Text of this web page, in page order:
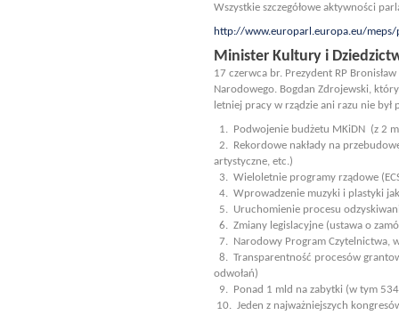
Wszystkie szczegółowe aktywności
http://www.europarl.europa.eu/meps/
Minister Kultury i
17 czerwca br. Prezydent RP
Narodowego. Bogdan Zdrojewski,
letniej pracy w rządzie ani razu nie
1. Podwojenie budżetu MKiDN (z 2
2. Rekordowe nakłady na
artystyczne, etc.)
3. Wieloletnie programy rządowe
4. Wprowadzenie muzyki i plastyki
5. Uruchomienie procesu
6. Zmiany legislacyjne (ustawa o
7. Narodowy Program Czytelnictwa,
8. Transparentność procesów
odwołań)
9. Ponad 1 mld na zabytki (w tym
10. Jeden z najważniejszych